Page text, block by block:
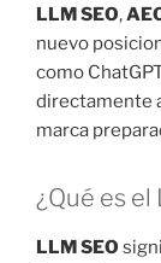
LLM SEO,
nuevo
como
directamente
marca
¿Qué es el
LLM SEO